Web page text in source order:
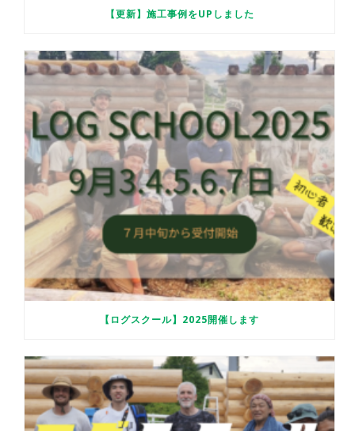
【更新】施工事例をUPしました
【ログスクール】2025開催します